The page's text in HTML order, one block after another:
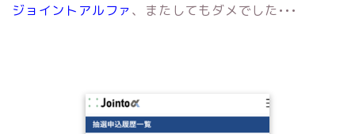
ジョイントアルファ 、またしてもダメでした•••